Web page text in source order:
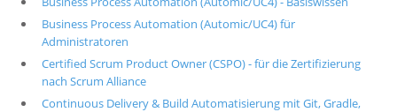
Business Process Automation (Automic/UC4) für
Administratoren
Certified Scrum Product Owner (CSPO) - für die Zertifizierung
nach Scrum Alliance
Continuous Delivery & Build Automatisierung mit Git, Gradle,